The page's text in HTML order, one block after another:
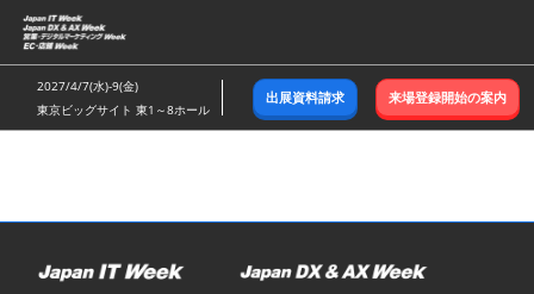
ス
キ
ッ
し
む
2027/4/7(水)-9(金)
東京ビッグサイト 東1～8ホール
出展資料請求 来場登録開始の案内